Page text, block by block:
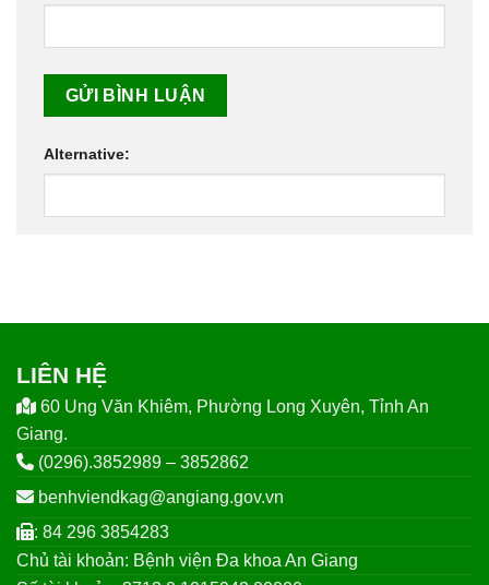
Alternative:
LIÊN HỆ
60 Ung Văn Khiêm, Phường Long Xuyên, Tỉnh An
Giang.
(0296).3852989 – 3852862
benhviendkag@angiang.gov.vn
: 84 296 3854283
Chủ tài khoản: Bệnh viện Đa khoa An Giang